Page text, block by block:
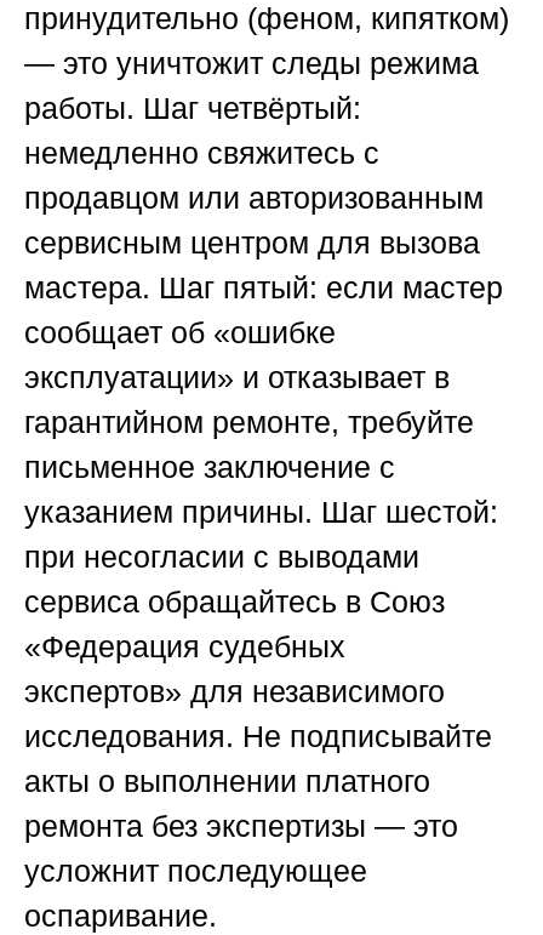
принудительно (феном, кипятком)
— это уничтожит следы режима
работы. Шаг четвёртый:
немедленно свяжитесь с
продавцом или авторизованным
сервисным центром для вызова
мастера. Шаг пятый: если мастер
сообщает об «ошибке
эксплуатации» и отказывает в
гарантийном ремонте, требуйте
письменное заключение с
указанием причины. Шаг шестой:
при несогласии с выводами
сервиса обращайтесь в Союз
«Федерация судебных
экспертов» для независимого
исследования. Не подписывайте
акты о выполнении платного
ремонта без экспертизы — это
усложнит последующее
оспаривание.